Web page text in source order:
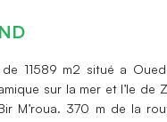
11589 m2 situé a
sur la mer et l’le de
M’roua. 370 m de la